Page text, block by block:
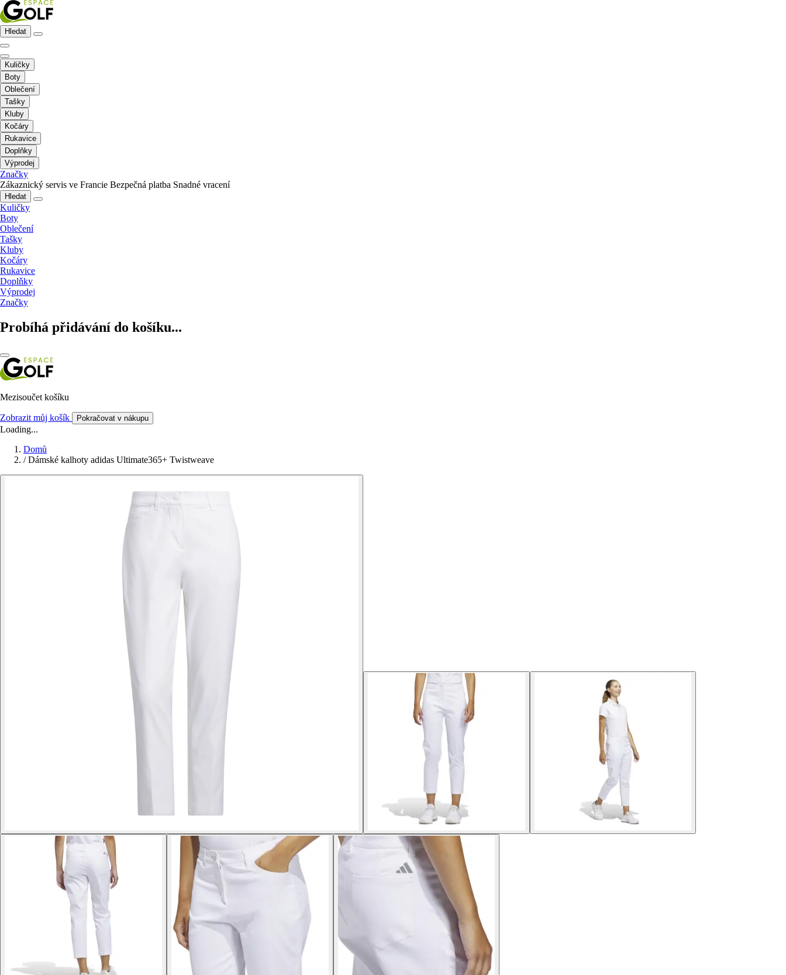
Hledat
Kuličky
Boty
Oblečení
Tašky
Kluby
Kočáry
Rukavice
Doplňky
Výprodej
Značky
Zákaznický servis ve Francie Bezpečná platba Snadné vracení
Hledat
Kuličky
Boty
Oblečení
Tašky
Kluby
Kočáry
Rukavice
Doplňky
Výprodej
Značky
Probíhá přidávání do košíku...
Mezisoučet košíku
Zobrazit můj košík Pokračovat v nákupu
Loading...
Domů
/ Dámské kalhoty adidas Ultimate365+ Twistweave